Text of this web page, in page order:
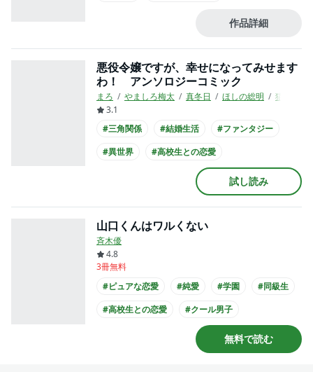
#主人公が高校生
作品詳細
悪役令嬢ですが、幸せになってみせます
わ！ アンソロジーコミック
まろ やましろ梅太 真冬日 ほしの総明
猫又どれ
3.1
#三角関係
#結婚生活
#ファンタジー
#異世界
#高校生との恋愛
#王子様系男子
#主人公が高校生
#制服
試し読み
山口くんはワルくない
斉木優
4.8
3冊無料
#ピュアな恋愛
#純愛 #学園
#同級生
#高校生との恋愛
#クール男子
#主人公が高校生
無料で読む